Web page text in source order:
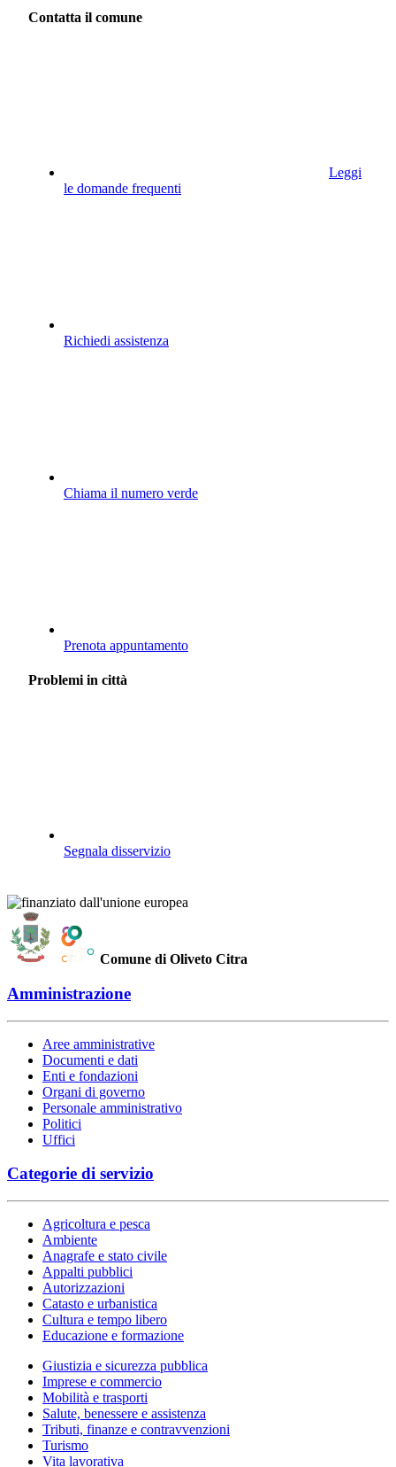
Contatta il comune
Leggi
le domande frequenti
Richiedi assistenza
Chiama il numero verde
Prenota appuntamento
Problemi in città
Segnala disservizio
Comune di Oliveto Citra
Amministrazione
Aree amministrative
Documenti e dati
Enti e fondazioni
Organi di governo
Personale amministrativo
Politici
Uffici
Categorie di servizio
Agricoltura e pesca
Ambiente
Anagrafe e stato civile
Appalti pubblici
Autorizzazioni
Catasto e urbanistica
Cultura e tempo libero
Educazione e formazione
Giustizia e sicurezza pubblica
Imprese e commercio
Mobilità e trasporti
Salute, benessere e assistenza
Tributi, finanze e contravvenzioni
Turismo
Vita lavorativa